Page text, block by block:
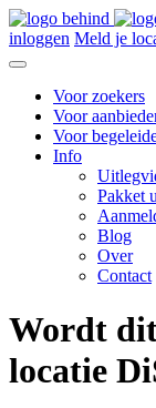
inloggen Meld je
Voor zoekers
Voor
Voor
Info
Pakket
Blog
Over
Contact
Wordt
locatie